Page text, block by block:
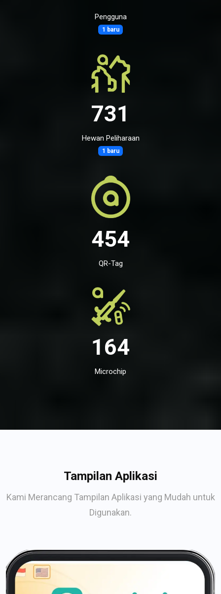
Pengguna
1 baru
731
Hewan Peliharaan
1 baru
454
QR-Tag
164
Microchip
Tampilan Aplikasi
Kami Merancang Tampilan Aplikasi yang Mudah untuk
Digunakan.